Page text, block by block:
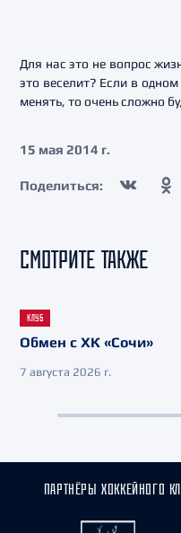
Для нас это не вопрос
это веселит? Если в
менять, то очень сложно
15 мая 2014 г.
Поделиться:
СМОТРИТЕ ТАКЖЕ
КЛУБ
Обмен с ХК «Сочи»
7 августа 2026 г.
ПАРТНЁРЫ ХОККЕЙНОГО